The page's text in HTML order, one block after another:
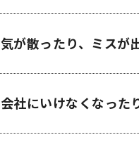
気が散ったり、ミスが
会社にいけなくなった